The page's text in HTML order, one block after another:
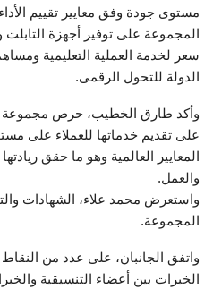
مستوى جودة وفق معايير تقييم
المجموعة على توفير أجهزة
سعر لخدمة العملية التعليمية
الدولة للتحول الرقمى.
وأكد طارق الخطيب، حرص مجموعة
على تقديم خدماتها للعملاء على
والعمل.
واستعرض محمد علاء، الشهادات
المجموعة.
واتفق الجانبان، على عدد من
الخبرات بين أعضاء التنسيقية